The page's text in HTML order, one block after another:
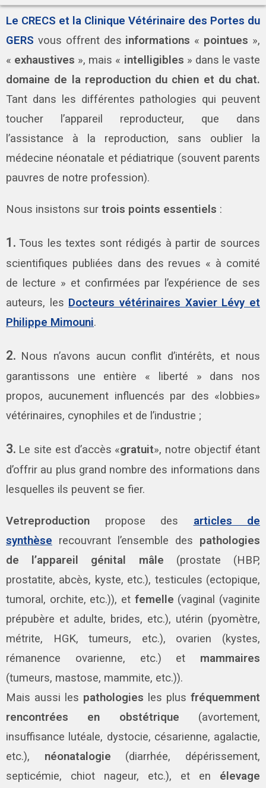
Le CRECS et la Clinique Vétérinaire des Portes du
GERS vous offrent des informations « pointues »,
« exhaustives », mais « intelligibles » dans le vaste
domaine de la reproduction du chien et du chat.
Tant dans les différentes pathologies qui peuvent
toucher l’appareil reproducteur, que dans
l’assistance à la reproduction, sans oublier la
médecine néonatale et pédiatrique (souvent parents
pauvres de notre profession).
Nous insistons sur trois points essentiels :
1. Tous les textes sont rédigés à partir de sources
scientifiques publiées dans des revues « à comité
de lecture » et confirmées par l’expérience de ses
auteurs, les Docteurs vétérinaires Xavier Lévy et
Philippe Mimouni.
2. Nous n’avons aucun conflit d’intérêts, et nous
garantissons une entière « liberté » dans nos
propos, aucunement influencés par des «lobbies»
vétérinaires, cynophiles et de l’industrie ;
3. Le site est d’accès «gratuit», notre objectif étant
d’offrir au plus grand nombre des informations dans
lesquelles ils peuvent se fier.
Vetreproduction propose des articles de
synthèse recouvrant l’ensemble des pathologies
de l’appareil génital mâle (prostate (HBP,
prostatite, abcès, kyste, etc.), testicules (ectopique,
tumoral, orchite, etc.)), et femelle (vaginal (vaginite
prépubère et adulte, brides, etc.), utérin (pyomètre,
métrite, HGK, tumeurs, etc.), ovarien (kystes,
rémanence ovarienne, etc.) et mammaires
(tumeurs, mastose, mammite, etc.)).
Mais aussi les pathologies les plus fréquemment
rencontrées en obstétrique (avortement,
insuffisance lutéale, dystocie, césarienne, agalactie,
etc.), néonatalogie (diarrhée, dépérissement,
septicémie, chiot nageur, etc.), et en élevage